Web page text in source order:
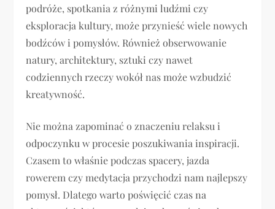
podróże, spotkania z różnymi ludźmi czy
eksploracja kultury, może przynieść wiele nowych
bodźców i pomysłów. Również obserwowanie
natury, architektury, sztuki czy nawet
codziennych rzeczy wokół nas może wzbudzić
kreatywność.
Nie można zapominać o znaczeniu relaksu i
odpoczynku w procesie poszukiwania inspiracji.
Czasem to właśnie podczas spacery, jazda
rowerem czy medytacja przychodzi nam najlepszy
pomysł. Dlatego warto poświęcić czas na